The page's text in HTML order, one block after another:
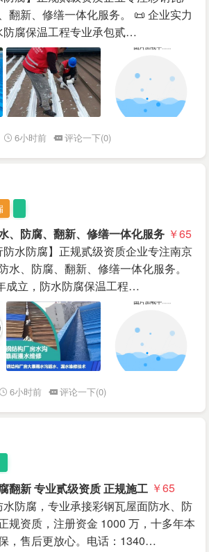
翻新、修缮一体化服务。 📜 企业实力
防腐保温工程专业承包贰…
6小时前 评论一下(0)
、防腐、翻新、修缮一体化服务 ￥65
防水防腐】正规贰级资质企业专注南京
水、防腐、翻新、修缮一体化服务。
成立，防水防腐保温工程…
6小时前 评论一下(0)
翻新 专业贰级资质 正规施工 ￥65
防腐，专业承接彩钢瓦屋面防水、防
规资质，注册资金 1000 万，十多年本
，售后更放心。电话：1340…